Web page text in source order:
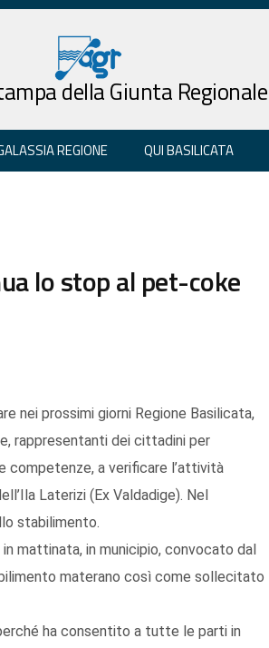
della Giunta Regionale
REGIONE QUI BASILICATA
lo stop al pet-coke
nei prossimi giorni Regione Basilicata,
rappresentanti dei cittadini per
competenze, a verificare l’attività
Laterizi (Ex Valdadige). Nel
stabilimento.
mattinata, in municipio, convocato dal
materano così come sollecitato
ha consentito a tutte le parti in